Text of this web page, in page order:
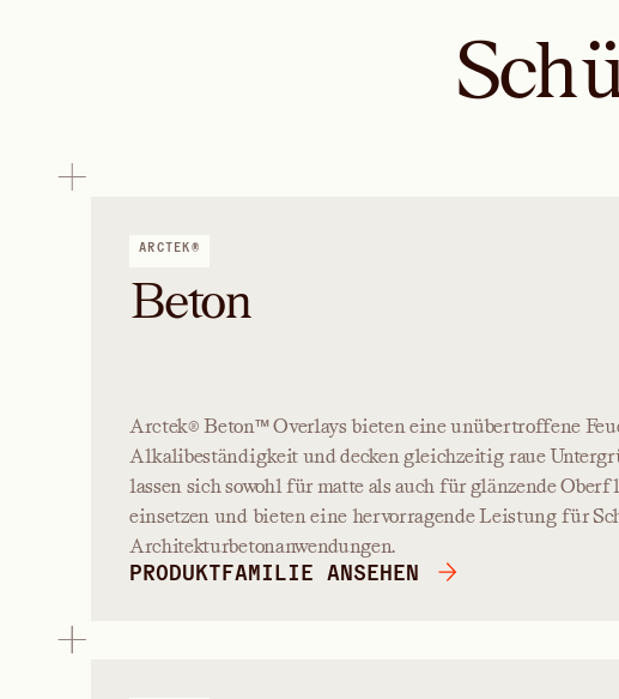
ARCTEK®
Beton
Arctek® Beton™ Overlays bieten eine unübertroffene
Alkalibeständigkeit und decken gleichzeitig raue
lassen sich sowohl für matte als auch für glänzende
einsetzen und bieten eine hervorragende Leistung für
Architekturbetonanwendungen.
PRODUKTFAMILIE ANSEHEN